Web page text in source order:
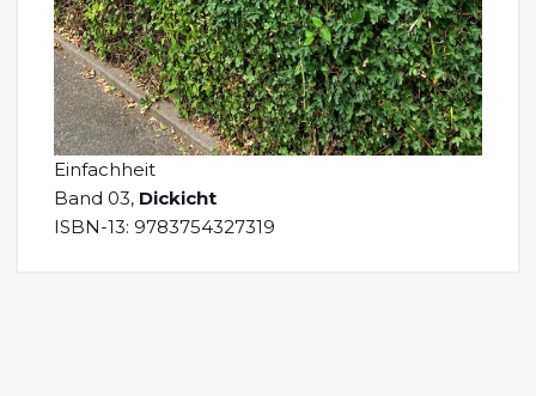
Einfachheit
Band 03, Dickicht
ISBN-13: 9783754327319